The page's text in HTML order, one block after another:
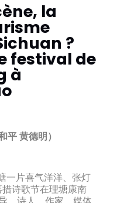
la
?
festival de
à
平 黄德明）
一片喜气洋洋、张灯
诗歌节在理塘康南
，诗人、作家，媒体